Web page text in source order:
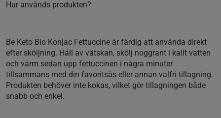
Hur används produkten?
Be Keto Bio Konjac Fettuccine är färdig att använda direkt
efter sköljning. Häll av vätskan, skölj noggrant i kallt vatten
och värm sedan upp fettuccinen i några minuter
tillsammans med din favoritsås eller annan valfri tillagning.
Produkten behöver inte kokas, vilket gör tillagningen både
snabb och enkel.